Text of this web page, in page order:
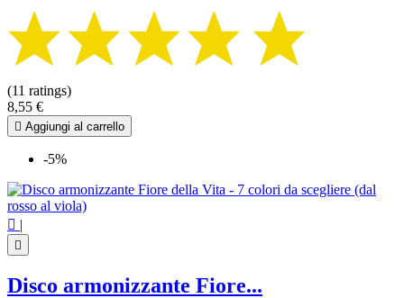
Di più...
Di meno
Visualizza i prodotti a
82
(11 ratings)
8,55 €
 Aggiungi al carrello
-5%
 |

Disco armonizzante Fiore...